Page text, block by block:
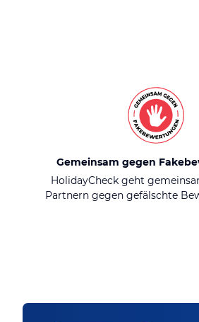
Gemeinsam gegen
HolidayCheck geht
Partnern gegen gefälschte